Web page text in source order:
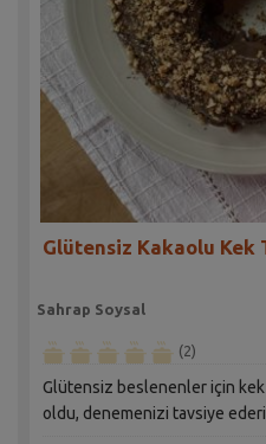
Glütensiz Kakaolu Kek
Sahrap Soysal
(2)
Glütensiz beslenenler için
oldu, denemenizi tavsiye